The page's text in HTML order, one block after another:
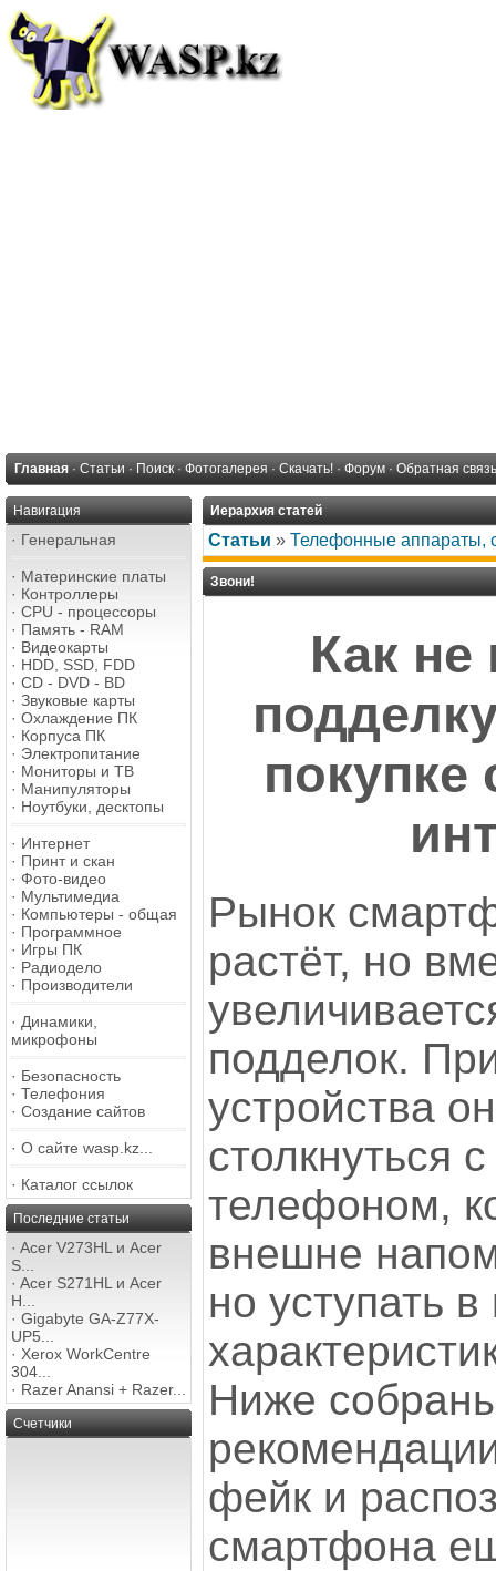
Главная · Статьи · Поиск · Фотогалерея · Скачать! · Форум · Обратная связь
Навигация
· Генеральная
· Материнские платы
· Контроллеры
· CPU - процессоры
· Память - RAM
· Видеокарты
· HDD, SSD, FDD
· CD - DVD - BD
· Звуковые карты
· Охлаждение ПК
· Корпуса ПК
· Электропитание
· Мониторы и ТВ
· Манипуляторы
· Ноутбуки, десктопы
· Интернет
· Принт и скан
· Фото-видео
· Мультимедиа
· Компьютеры - общая
· Программное
· Игры ПК
· Радиодело
· Производители
· Динамики,
микрофоны
· Безопасность
· Телефония
· Создание сайтов
· О сайте wasp.kz...
· Каталог ссылок
Последние статьи
· Acer V273HL и Acer
S...
· Acer S271HL и Acer
H...
· Gigabyte GA-Z77X-
UP5...
· Xerox WorkCentre
304...
· Razer Anansi + Razer...
Счетчики
Иерархия статей
Статьи » Телефонные аппараты,
Звони!
Как не
Рынок
растёт, но
подделок.
устройства
столкнуться
телефоном,
внешне
но уступать в
Ниже
фейк и
смартфона